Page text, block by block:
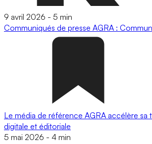
9 avril 2026 - 5 min
Communiqués de presse AGRA :
Le média de référence AGRA accélère sa
digitale et éditoriale
5 mai 2026 - 4 min